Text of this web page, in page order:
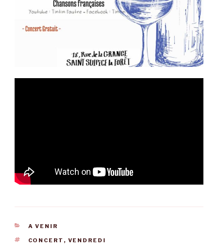
CATÉGORIES
A VENIR
ÉTIQUETTES
CONCERT , VENDREDI